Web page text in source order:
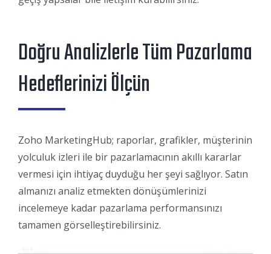
Doğru Analizlerle Tüm Pazarlama
Hedeflerinizi Ölçün
Zoho MarketingHub; raporlar, grafikler, müşterinin
yolculuk izleri ile bir pazarlamacının akıllı kararlar
vermesi için ihtiyaç duyduğu her şeyi sağlıyor. Satın
almanızı analiz etmekten dönüşümlerinizi
incelemeye kadar pazarlama performansınızı
tamamen görselleştirebilirsiniz.